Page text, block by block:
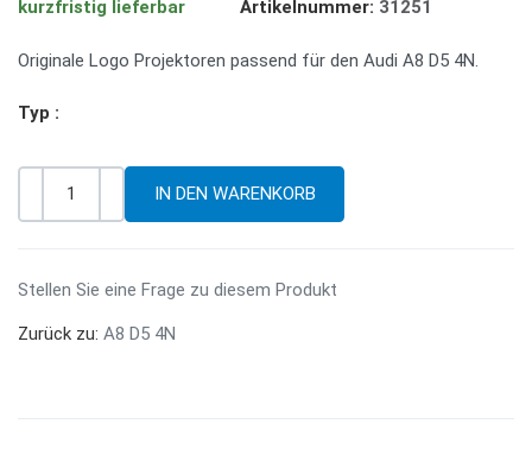
kurzfristig lieferbar Artikelnummer: 31251
Originale Logo Projektoren passend für den Audi A8 D5 4N.
Typ :
Stellen Sie eine Frage zu diesem Produkt
Zurück zu: A8 D5 4N